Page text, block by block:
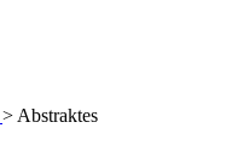
> Abstraktes